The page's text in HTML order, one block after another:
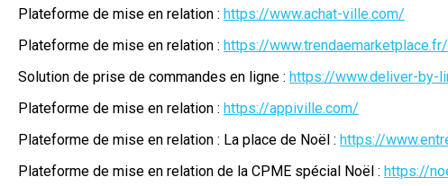
Plateforme de mise en relation : https://www.achat-ville.com/
Plateforme de mise en relation : https://www.trendaemarketplace.fr/
Solution de prise de commandes en ligne : https://www.deliver-by-
Plateforme de mise en relation : https://appiville.com/
Plateforme de mise en relation : La place de Noël : https://
Plateforme de mise en relation de la CPME spécial Noël : https://